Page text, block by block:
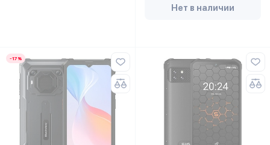
Нет в наличии
-17%